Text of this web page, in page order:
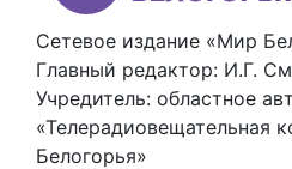
Сетевое издание «Мир
Главный редактор: И.Г.
Учредитель: областное
«Телерадиовещательная
Белогорья»